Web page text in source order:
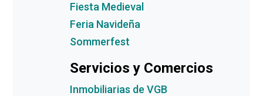
Fiesta Medieval
Feria Navideña
Sommerfest
Servicios y Comercios
Inmobiliarias de VGB